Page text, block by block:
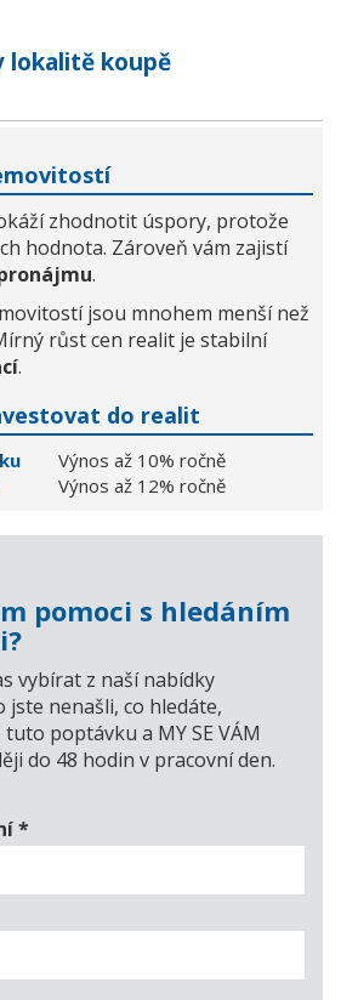
koupě
zhodnotit úspory, protože
hodnota. Zároveň vám zajistí
.
jsou mnohem menší než
růst cen realit je stabilní
.
do realit
Výnos až 10% ročně
Výnos až 12% ročně
pomoci s hledáním
vybírat z naší nabídky
nenašli, co hledáte,
poptávku a MY SE VÁM
do 48 hodin v pracovní den.
*